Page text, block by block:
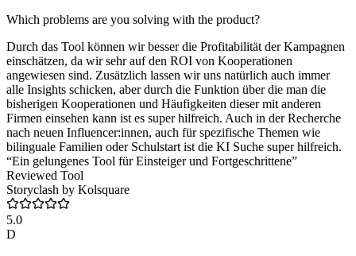
Which problems are you solving with the product?
Durch das Tool können wir besser die Profitabilität der Kampagnen
einschätzen, da wir sehr auf den ROI von Kooperationen
angewiesen sind. Zusätzlich lassen wir uns natürlich auch immer
alle Insights schicken, aber durch die Funktion über die man die
bisherigen Kooperationen und Häufigkeiten dieser mit anderen
Firmen einsehen kann ist es super hilfreich. Auch in der Recherche
nach neuen Influencer:innen, auch für spezifische Themen wie
bilinguale Familien oder Schulstart ist die KI Suche super hilfreich.
“Ein gelungenes Tool für Einsteiger und Fortgeschrittene”
Reviewed Tool
Storyclash by Kolsquare
5.0
D